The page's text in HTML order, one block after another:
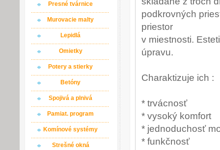
Presné tvárnice
Murovacie malty
Lepidlá
Omietky
Potery a stierky
Betóny
Spojivá a plnivá
Pamiat. program
Komínové systémy
Strešné okná
podkrovných
priestor
v miestnosti.
úpravu.
Charaktizuje ich :
* trvácnosť
* vysoký komfort
* jednoduchosť
* funkčnosť